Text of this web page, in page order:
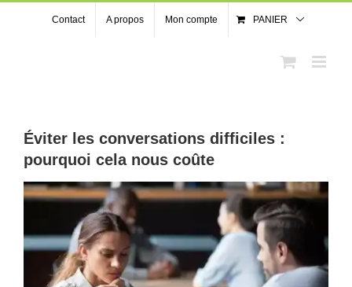
Contact A propos Mon compte PANIER
Éviter les conversations difficiles :
pourquoi cela nous coûte